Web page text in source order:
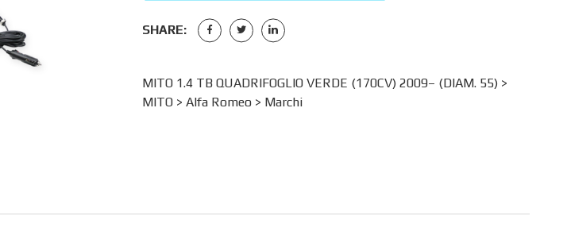
SHARE:
MITO 1.4 TB QUADRIFOGLIO VERDE (170CV) 2009– (DIAM. 55) >
MITO> Alfa Romeo> Marchi